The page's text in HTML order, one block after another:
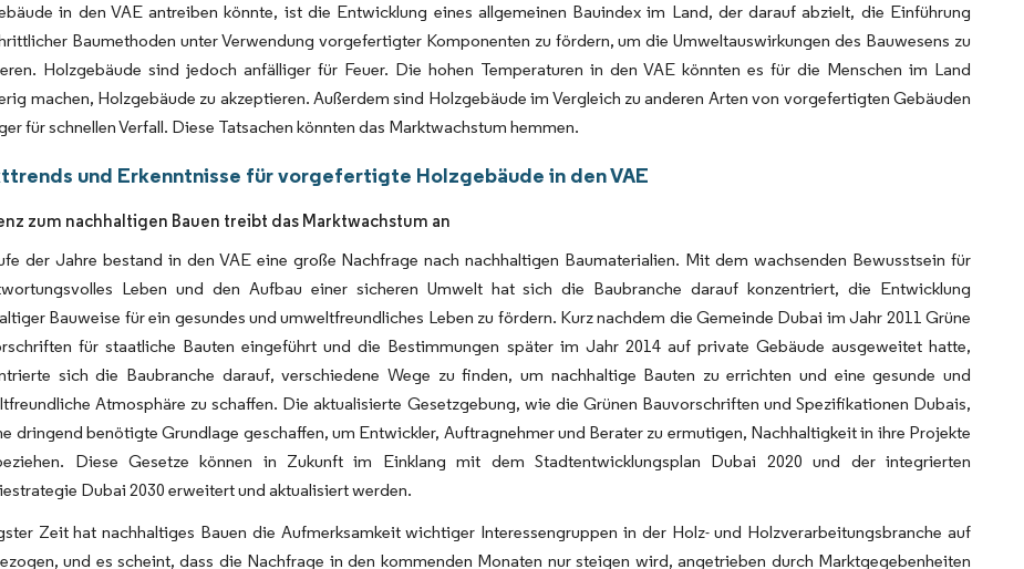
in den VAE antreiben könnte, ist die Entwicklung eines allgemeinen Bauindex im Land, der darauf abzielt, die Einführung
Baumethoden unter Verwendung vorgefertigter Komponenten zu fördern, um die Umweltauswirkungen des Bauwesens zu
Holzgebäude sind jedoch anfälliger für Feuer. Die hohen Temperaturen in den VAE könnten es für die Menschen im Land
machen, Holzgebäude zu akzeptieren. Außerdem sind Holzgebäude im Vergleich zu anderen Arten von vorgefertigten Gebäuden
für schnellen Verfall. Diese Tatsachen könnten das Marktwachstum hemmen.
und Erkenntnisse für vorgefertigte Holzgebäude in den VAE
zum nachhaltigen Bauen treibt das Marktwachstum an
der Jahre bestand in den VAE eine große Nachfrage nach nachhaltigen Baumaterialien. Mit dem wachsenden Bewusstsein für
Leben und den Aufbau einer sicheren Umwelt hat sich die Baubranche darauf konzentriert, die Entwicklung
Bauweise für ein gesundes und umweltfreundliches Leben zu fördern. Kurz nachdem die Gemeinde Dubai im Jahr 2011 Grüne
für staatliche Bauten eingeführt und die Bestimmungen später im Jahr 2014 auf private Gebäude ausgeweitet hatte,
sich die Baubranche darauf, verschiedene Wege zu finden, um nachhaltige Bauten zu errichten und eine gesunde und
Atmosphäre zu schaffen. Die aktualisierte Gesetzgebung, wie die Grünen Bauvorschriften und Spezifikationen Dubais,
dringend benötigte Grundlage geschaffen, um Entwickler, Auftragnehmer und Berater zu ermutigen, Nachhaltigkeit in ihre Projekte
Diese Gesetze können in Zukunft im Einklang mit dem Stadtentwicklungsplan Dubai 2020 und der integrierten
Dubai 2030 erweitert und aktualisiert werden.
Zeit hat nachhaltiges Bauen die Aufmerksamkeit wichtiger Interessengruppen in der Holz- und Holzverarbeitungsbranche auf
und es scheint, dass die Nachfrage in den kommenden Monaten nur steigen wird, angetrieben durch Marktgegebenheiten